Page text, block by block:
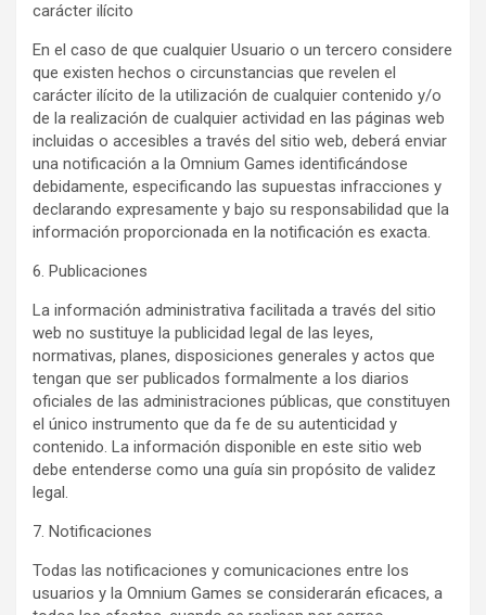
carácter ilícito
En el caso de que cualquier Usuario o un tercero considere
que existen hechos o circunstancias que revelen el
carácter ilícito de la utilización de cualquier contenido y/o
de la realización de cualquier actividad en las páginas web
incluidas o accesibles a través del sitio web, deberá enviar
una notificación a la Omnium Games identificándose
debidamente, especificando las supuestas infracciones y
declarando expresamente y bajo su responsabilidad que la
información proporcionada en la notificación es exacta.
6. Publicaciones
La información administrativa facilitada a través del sitio
web no sustituye la publicidad legal de las leyes,
normativas, planes, disposiciones generales y actos que
tengan que ser publicados formalmente a los diarios
oficiales de las administraciones públicas, que constituyen
el único instrumento que da fe de su autenticidad y
contenido. La información disponible en este sitio web
debe entenderse como una guía sin propósito de validez
legal.
7. Notificaciones
Todas las notificaciones y comunicaciones entre los
usuarios y la Omnium Games se considerarán eficaces, a